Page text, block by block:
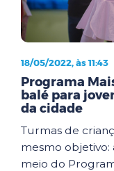
18/05/2022, às 11:43
Programa
balé para
da cidade
Turmas de
mesmo
meio do